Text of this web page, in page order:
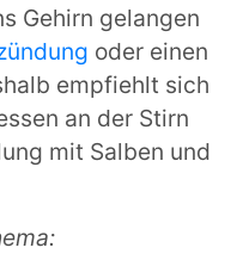
Gehirn gelangen
oder einen
empfiehlt sich
an der Stirn
mit Salben und